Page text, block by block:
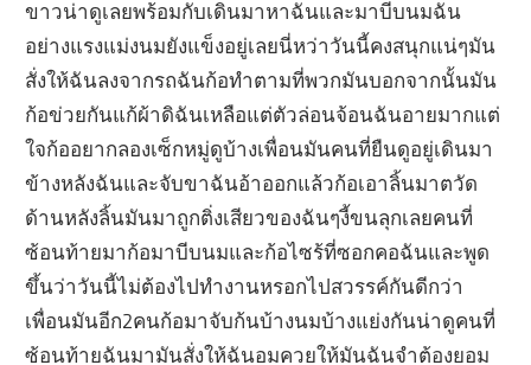
ขาวน่าดูเลยพร้อมกับเดินมาหาฉันและมาบีบนมฉัน
อย่างแรงแม่งนมยังแข็งอยู่เลยนี่หว่าวันนี้คงสนุกแน่ๆมัน
สั่งให้ฉันลงจากรถฉันก้อทำตามที่พวกมันบอกจากนั้นมัน
ก้อข่วยกันแก้ผ้าดิฉันเหลือแต่ตัวล่อนจ้อนฉันอายมากแต่
ใจก้ออยากลองเซ็กหมู่ดูบ้างเพื่อนมันคนที่ยืนดูอยู่เดินมา
ข้างหลังฉันและจับขาฉันอ้าออกแล้วก้อเอาลิ้นมาตวัด
ด้านหลังลิ้นมันมาถูกติ่งเสียวของฉันๆงี้ขนลุกเลยคนที่
ซ้อนท้ายมาก้อมาบีบนมและก้อไซร้ที่ซอกคอฉันและพูด
ขึ้นว่าวันนี้ไม่ต้องไปทำงานหรอกไปสวรรค์กันดีกว่า
เพื่อนมันอีก2คนก้อมาจับก้นบ้างนมบ้างแย่งกันน่าดูคนที่
ซ้อนท้ายฉันมามันสั่งให้ฉันอมควยให้มันฉันจำต้องยอม